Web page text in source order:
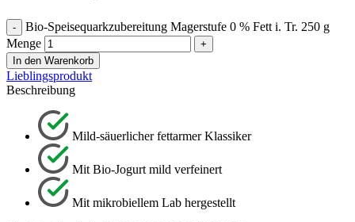
Bio-Speisequarkzubereitung Magerstufe 0 % Fett i. Tr. 250 g
Menge
In den Warenkorb
Lieblingsprodukt
Beschreibung
Mild-säuerlicher fettarmer Klassiker
Mit Bio-Jogurt mild verfeinert
Mit mikrobiellem Lab hergestellt